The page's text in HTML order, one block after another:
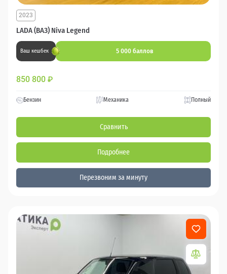
LADA (ВАЗ) Niva Legend
2023
Ваш кешбек 5 000 баллов
850 800 ₽
Бензин Механика Полный
Сравнить
Подробнее
Перезвоним за минуту